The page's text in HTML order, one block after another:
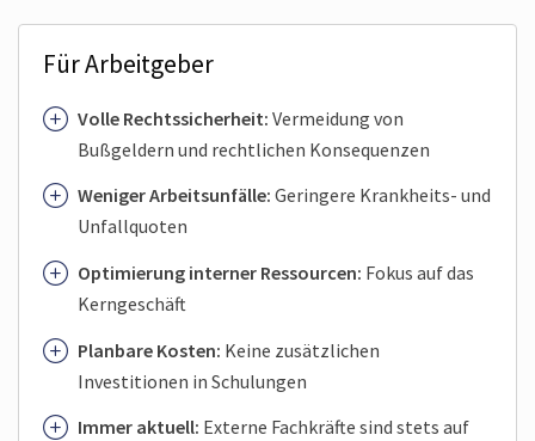
Für Arbeitgeber
Volle Rechtssicherheit: Vermeidung von
Bußgeldern und rechtlichen Konsequenzen
Weniger Arbeitsunfälle: Geringere Krankheits- und
Unfallquoten
Optimierung interner Ressourcen: Fokus auf das
Kerngeschäft
Planbare Kosten: Keine zusätzlichen
Investitionen in Schulungen
Immer aktuell: Externe Fachkräfte sind stets auf